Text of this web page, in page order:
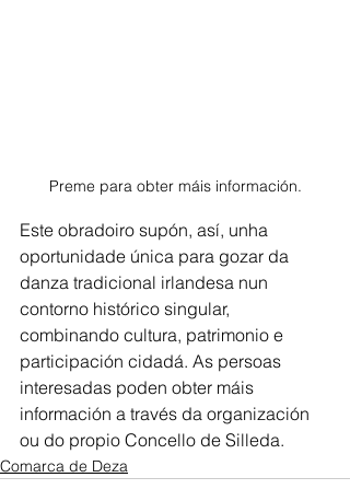
Preme para obter máis información.
Este obradoiro supón, así, unha
oportunidade única para gozar da
danza tradicional irlandesa nun
contorno histórico singular,
combinando cultura, patrimonio e
participación cidadá. As persoas
interesadas poden obter máis
información a través da organización
ou do propio Concello de Silleda.
Comarca de Deza